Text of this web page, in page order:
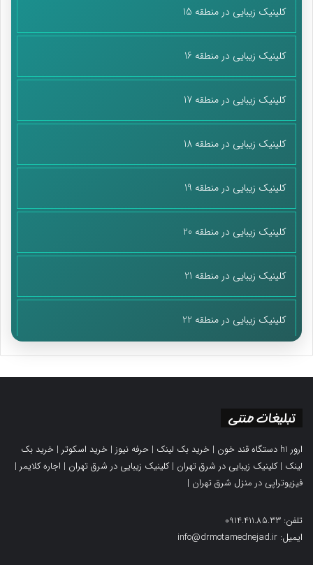
کلینیک زیبایی در منطقه 15
کلینیک زیبایی در منطقه 16
کلینیک زیبایی در منطقه 17
کلینیک زیبایی در منطقه 18
کلینیک زیبایی در منطقه 19
کلینیک زیبایی در منطقه 20
کلینیک زیبایی در منطقه 21
کلینیک زیبایی در منطقه 22
تبلیغات متنی
ارور h1 دستگاه قند خون | خرید بک لینک | حرفه نیوز | خرید اسکوتر | خرید بک
لینک |کلینیک زیبایی در شرق تهران |کلینیک زیبایی در شرق تهران | اجاره کلایمر |
فیزیوتراپی در منزل شرق تهران |
تلفن: 0914.411.85.33
ایمیل: info@drmotamednejad.ir